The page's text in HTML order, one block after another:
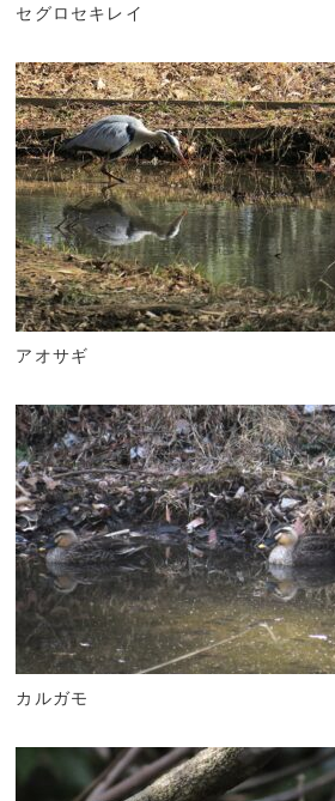
セグロセキレイ
アオサギ
カルガモ